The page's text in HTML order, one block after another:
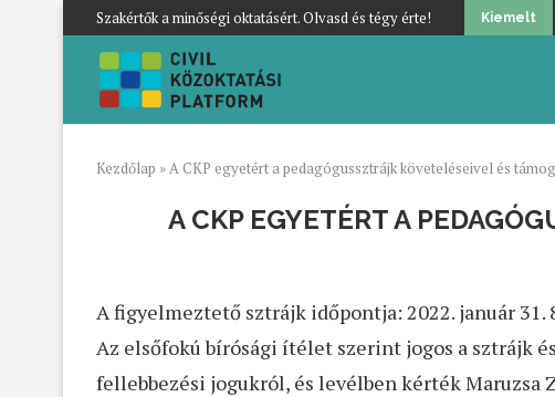
Szakértők a minőségi oktatásért. Olvasd és tégy érte! Kiemelt
Kezdőlap »A CKP egyetért a pedagógussztrájk követeléseivel és
A CKP EGYETÉRT A
A figyelmeztető sztrájk időpontja: 2022. január 31.
Az elsőfokú bírósági ítélet szerint jogos a sztrájk
fellebbezési jogukról, és levélben kérték Maruzsa